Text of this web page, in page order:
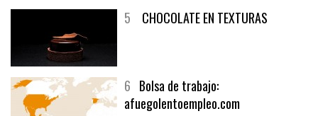
5 CHOCOLATE EN TEXTURAS
6 Bolsa de trabajo:
afuegolentoempleo.com